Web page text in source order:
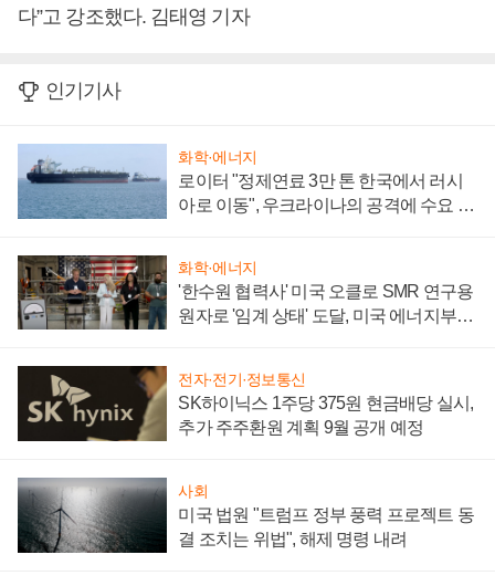
다”고 강조했다. 김태영 기자
인기기사
화학·에너지
로이터 "정제연료 3만 톤 한국에서 러시
아로 이동", 우크라이나의 공격에 수요 늘
화학·에너지
'한수원 협력사' 미국 오클로 SMR 연구용
원자로 '임계 상태' 도달, 미국 에너지부
전자·전기·정보통신
SK하이닉스 1주당 375원 현금배당 실시,
추가 주주환원 계획 9월 공개 예정
사회
미국 법원 "트럼프 정부 풍력 프로젝트 동
결 조치는 위법", 해제 명령 내려